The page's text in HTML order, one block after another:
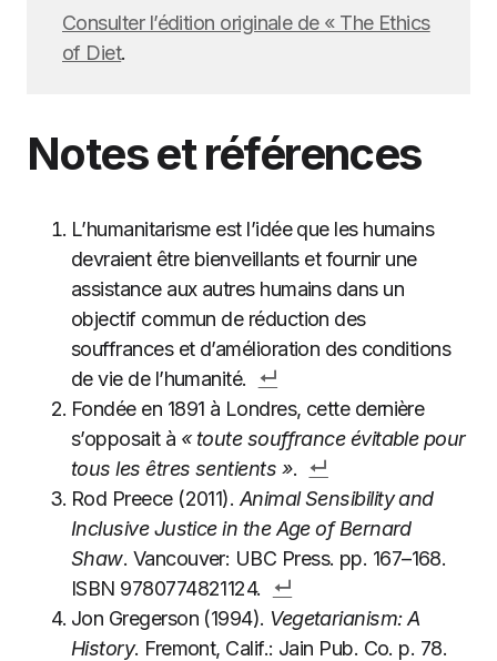
Consulter l’édition originale de « The Ethics
of Diet.
Notes et références
L’humanitarisme est l’idée que les humains
devraient être bienveillants et fournir une
assistance aux autres humains dans un
objectif commun de réduction des
souffrances et d’amélioration des conditions
de vie de l’humanité.
Fondée en 1891 à Londres, cette dernière
s’opposait à « toute souffrance évitable pour
tous les êtres sentients ».
Rod Preece (2011). Animal Sensibility and
Inclusive Justice in the Age of Bernard
Shaw. Vancouver: UBC Press. pp. 167–168.
ISBN 9780774821124.
Jon Gregerson (1994). Vegetarianism: A
History. Fremont, Calif.: Jain Pub. Co. p. 78.